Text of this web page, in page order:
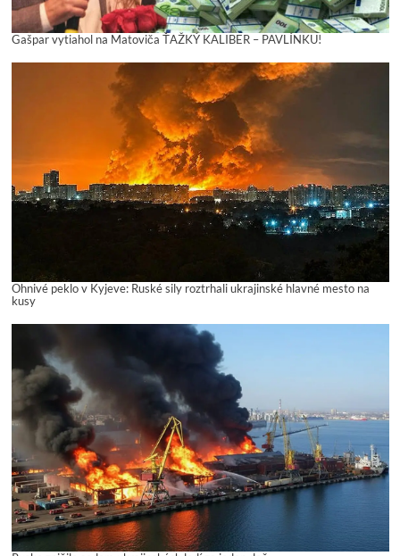
Gašpar vytiahol na Matoviča ŤAŽKÝ KALIBER – PAVLÍNKU!
Ohnivé peklo v Kyjeve: Ruské sily roztrhali ukrajinské hlavné mesto na
kusy